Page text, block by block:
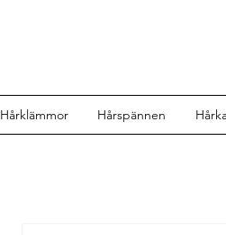
Hårklämmor Hårspännen